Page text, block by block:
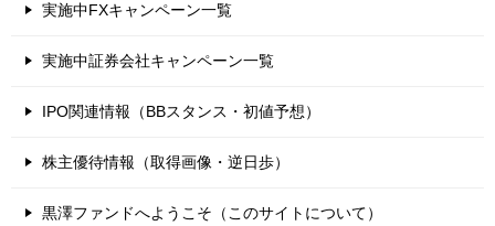
実施中FXキャンペーン一覧
実施中証券会社キャンペーン一覧
IPO関連情報（BBスタンス・初値予想）
株主優待情報（取得画像・逆日歩）
黒澤ファンドへようこそ（このサイトについて）